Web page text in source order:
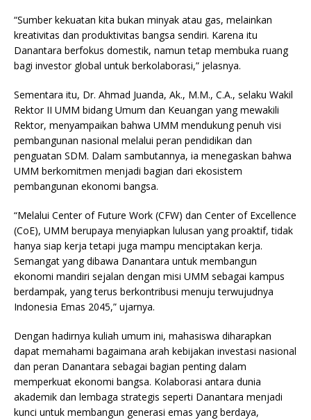
“Sumber kekuatan kita bukan minyak atau gas, melainkan
kreativitas dan produktivitas bangsa sendiri. Karena itu
Danantara berfokus domestik, namun tetap membuka ruang
bagi investor global untuk berkolaborasi,” jelasnya.
Sementara itu, Dr. Ahmad Juanda, Ak., M.M., C.A., selaku Wakil
Rektor II UMM bidang Umum dan Keuangan yang mewakili
Rektor, menyampaikan bahwa UMM mendukung penuh visi
pembangunan nasional melalui peran pendidikan dan
penguatan SDM. Dalam sambutannya, ia menegaskan bahwa
UMM berkomitmen menjadi bagian dari ekosistem
pembangunan ekonomi bangsa.
“Melalui Center of Future Work (CFW) dan Center of Excellence
(CoE), UMM berupaya menyiapkan lulusan yang proaktif, tidak
hanya siap kerja tetapi juga mampu menciptakan kerja.
Semangat yang dibawa Danantara untuk membangun
ekonomi mandiri sejalan dengan misi UMM sebagai kampus
berdampak, yang terus berkontribusi menuju terwujudnya
Indonesia Emas 2045,” ujarnya.
Dengan hadirnya kuliah umum ini, mahasiswa diharapkan
dapat memahami bagaimana arah kebijakan investasi nasional
dan peran Danantara sebagai bagian penting dalam
memperkuat ekonomi bangsa. Kolaborasi antara dunia
akademik dan lembaga strategis seperti Danantara menjadi
kunci untuk membangun generasi emas yang berdaya,